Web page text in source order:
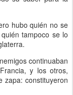
hubo quién no se
tampoco se lo
continuaban
y los otros,
zapa: constituyeron